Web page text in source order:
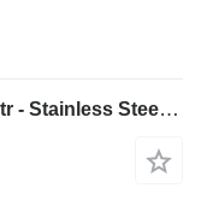
Alois Binderberger Albi (AT) 6300 Ltr - Stainless Steel Reactor